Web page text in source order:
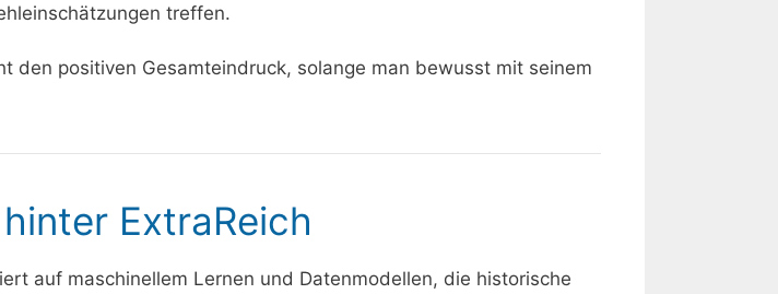
treffen.
den positiven Gesamteindruck, solange man bewusst mit seinem
ExtraReich
auf maschinellem Lernen und Datenmodellen, die historische